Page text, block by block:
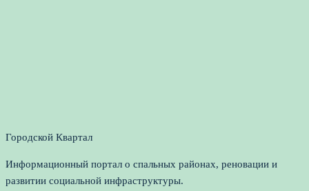
Городской Квартал
Информационный портал о спальных районах, реновации и
развитии социальной инфраструктуры.